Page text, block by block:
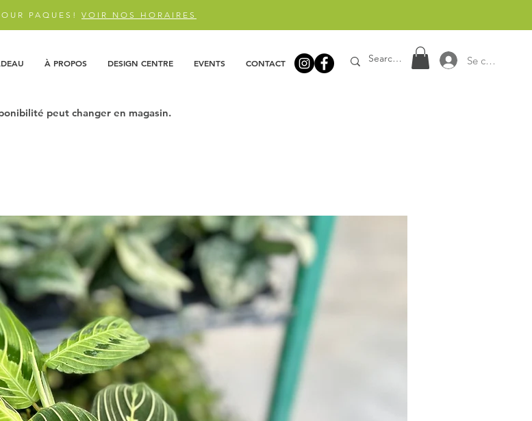
PAQUES! VOIR NOS HORAIRES
À PROPOS DESIGN CENTRE EVENTS CONTACT Se connecter
peut changer en magasin.